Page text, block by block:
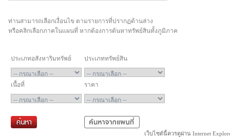
ท่านสามารถเลือกเงื่อนไข ตามรายการที่ปรากฏด้านล่าง
หรือคลิกเลือกภาคในแผนที่ หากต้องการต้นหาทรัพย์สินทั้งภูมิภาค
ประเภทอสังหาริมทรัพย์ ประเภททรัพย์สิน
เนื้อที่ ราคา
เว็บไซต์นี้ควรดูผ่าน Internet